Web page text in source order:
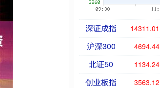
深证成指 14311.01
沪深300 4694.44
北证50 1134.24
创业板指 3563.12